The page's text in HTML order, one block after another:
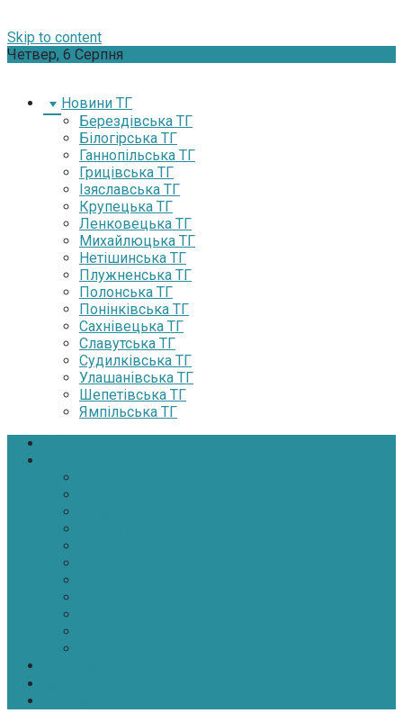
Skip to content
Четвер, 6 Серпня
Новини ТГ
Берездівська ТГ
Білогірська ТГ
Ганнопільська ТГ
Грицівська ТГ
Ізяславська ТГ
Крупецька ТГ
Ленковецька ТГ
Михайлюцька ТГ
Нетішинська ТГ
Плужненська ТГ
Полонська ТГ
Понінківська ТГ
Сахнівецька ТГ
Славутська ТГ
Судилківська ТГ
Улашанівська ТГ
Шепетівська ТГ
Ямпільська ТГ